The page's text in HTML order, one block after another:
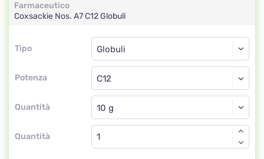
Farmaceutico
Coxsackie Nos. A7C12Globuli
Tipo
Tipo
Potenza
Globuli
C12
Quantità
Globuli
Quantità